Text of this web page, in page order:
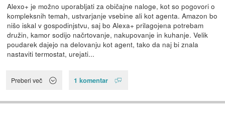
Alexo+ je možno uporabljati za običajne naloge, kot so pogovori o
kompleksnih temah, ustvarjanje vsebine ali kot agenta. Amazon bo
nišo iskal v gospodinjstvu, saj bo Alexa+ prilagojena potrebam
družin, kamor sodijo načrtovanje, nakupovanje in kuhanje. Velik
poudarek dajejo na delovanju kot agent, tako da naj bi znala
nastaviti termostat, urejati...
Preberi več 1 komentar